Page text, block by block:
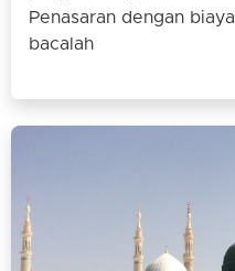
Penasaran dengan
bacalah